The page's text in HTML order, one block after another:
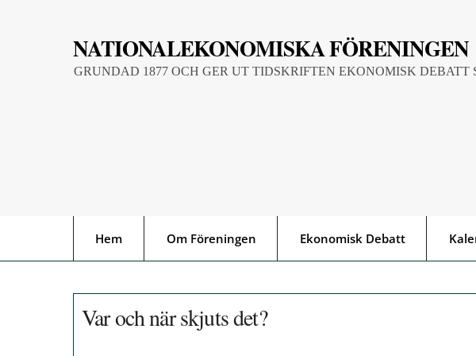
NATIONALEKONOMISKA FÖRENINGEN
GRUNDAD 1877 OCH GER UT TIDSKRIFTEN EKONOMISK DEBATT
Hem Om Föreningen Ekonomisk Debatt
Var och när skjuts det?